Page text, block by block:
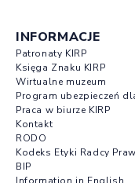
INFORMACJE
Patronaty KIRP
Księga Znaku KIRP
Wirtualne muzeum
Program ubezpieczeń
Praca w biurze KIRP
Kontakt
RODO
Kodeks Etyki Radcy
BIP
Information in English